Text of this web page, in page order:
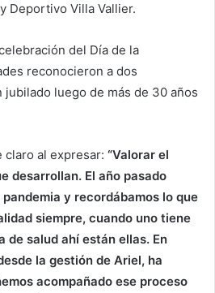
Deportivo Villa Vallier.
del Día de la
reconocieron a dos
luego de más de 30 años
claro al expresar: “Valorar el
desarrollan. El año pasado
y recordábamos lo que
siempre, cuando uno tiene
de salud ahí están ellas. En
la gestión de Ariel, ha
acompañado ese proceso